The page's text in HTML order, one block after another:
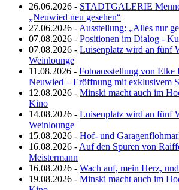
26.06.2026 - STADTGALERIE
„Neuwied neu gesehen“
27.06.2026 - Ausstellung: „Alles nur
07.08.2026 - Positionen im Dialog -
07.08.2026 - Luisenplatz wird an fünf
Weinlounge
11.08.2026 - Fotoausstellung von
Neuwied – Eröffnung mit exklusivem
12.08.2026 - Minski macht auch im
Kino
14.08.2026 - Luisenplatz wird an fünf
Weinlounge
15.08.2026 - Hof- und
16.08.2026 - Auf den Spuren von
Meistermann
16.08.2026 - Wach auf, mein Herz,
19.08.2026 - Minski macht auch im